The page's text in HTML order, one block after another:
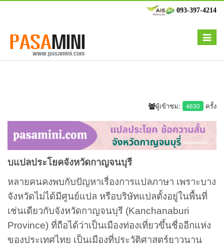
093-397-4214
Toggle
ผู้เข้าชม: 4630 ครั้ง
บแปลประโยคจังหวัดกาญจนบุรี
หลายคนคงพบกับปัญหาเรื่องการแปลภาษา เพราะบาง
จังหวัดไม่ได้มีศูนย์แปล หรือบริษัทแปลตั้งอยู่ในพื้นที่
เช่นเดียวกับจังหวัดกาญจนบุรี (Kanchanaburi
Province) ที่ถือได้ว่าเป็นเมืองท่องเที่ยวขึ้นชื่ออีกแห่ง
ของประเทศไทย เป็นเมืองที่ประวัติศาสตร์ยาวนาน